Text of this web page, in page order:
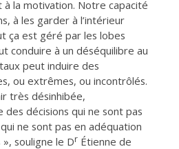
la motivation. Notre capacité
à les garder à l’intérieur
ça est géré par les lobes
conduire à un déséquilibre au
peut induire des
ou extrêmes, ou incontrôlés.
très désinhibée,
décisions qui ne sont pas
ne sont pas en adéquation
souligne le Dr Étienne de